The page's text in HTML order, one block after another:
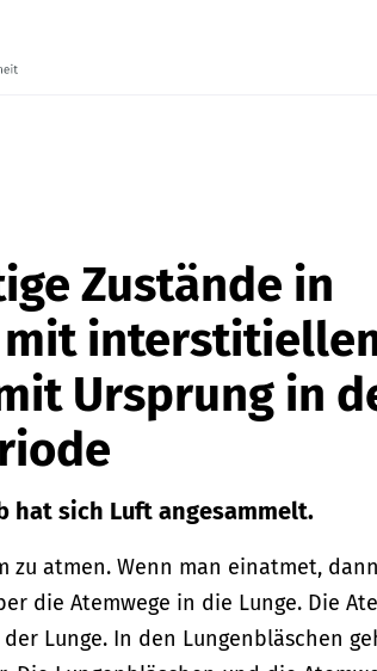
Zustände in
Ursprung in
hat sich Luft angesammelt.
zu atmen. Wenn man einatmet,
die Atemwege in die Lunge. Die
Lunge. In den Lungenbläschen